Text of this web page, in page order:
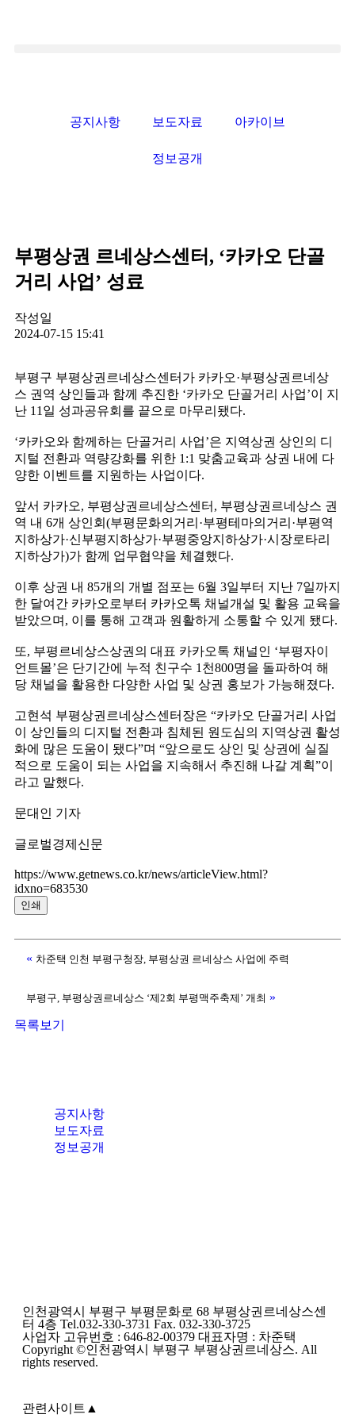
공지사항 보도자료 아카이브
정보공개
부평상권 르네상스센터, ‘카카오 단골
거리 사업’ 성료
작성일
2024-07-15 15:41
부평구 부평상권르네상스센터가 카카오·부평상권르네상
스 권역 상인들과 함께 추진한 ‘카카오 단골거리 사업’이 지
난 11일 성과공유회를 끝으로 마무리됐다.
‘카카오와 함께하는 단골거리 사업’은 지역상권 상인의 디
지털 전환과 역량강화를 위한 1:1 맞춤교육과 상권 내에 다
양한 이벤트를 지원하는 사업이다.
앞서 카카오, 부평상권르네상스센터, 부평상권르네상스 권
역 내 6개 상인회(부평문화의거리·부평테마의거리·부평역
지하상가·신부평지하상가·부평중앙지하상가·시장로타리
지하상가)가 함께 업무협약을 체결했다.
이후 상권 내 85개의 개별 점포는 6월 3일부터 지난 7일까지
한 달여간 카카오로부터 카카오톡 채널개설 및 활용 교육을
받았으며, 이를 통해 고객과 원활하게 소통할 수 있게 됐다.
또, 부평르네상스상권의 대표 카카오톡 채널인 ‘부평자이
언트몰’은 단기간에 누적 친구수 1천800명을 돌파하여 해
당 채널을 활용한 다양한 사업 및 상권 홍보가 가능해졌다.
고현석 부평상권르네상스센터장은 “카카오 단골거리 사업
이 상인들의 디지털 전환과 침체된 원도심의 지역상권 활성
화에 많은 도움이 됐다”며 “앞으로도 상인 및 상권에 실질
적으로 도움이 되는 사업을 지속해서 추진해 나갈 계획”이
라고 말했다.
문대인 기자
글로벌경제신문
https://www.getnews.co.kr/news/articleView.html?
idxno=683530
인쇄
« 차준택 인천 부평구청장, 부평상권 르네상스 사업에 주력
부평구, 부평상권르네상스 ‘제2회 부평맥주축제’ 개최 »
목록보기
공지사항
보도자료
정보공개
인천광역시 부평구 부평문화로 68 부평상권르네상스센
터 4층 Tel.032-330-3731 Fax. 032-330-3725
사업자 고유번호 : 646-82-00379 대표자명 : 차준택
Copyright ©인천광역시 부평구 부평상권르네상스. All
rights reserved.
관련사이트 ▲